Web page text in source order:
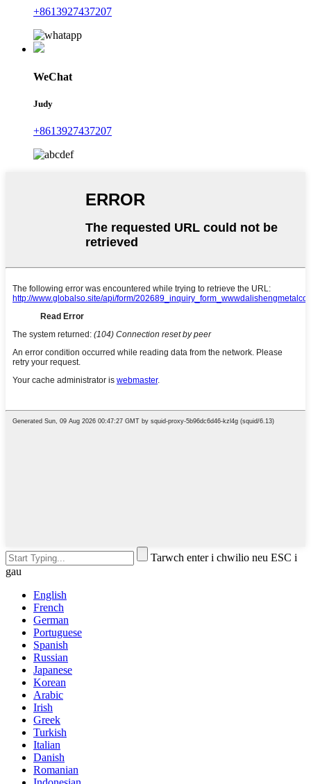
+8613927437207
WeChat
Judy
+8613927437207
Tarwch enter i chwilio neu ESC i
gau
English
French
German
Portuguese
Spanish
Russian
Japanese
Korean
Arabic
Irish
Greek
Turkish
Italian
Danish
Romanian